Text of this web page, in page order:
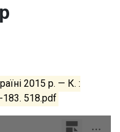
2015 р. — К. :
183. 518.pdf